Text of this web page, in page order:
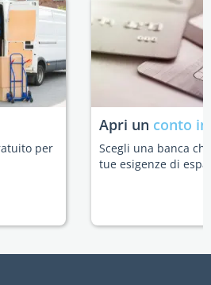
per
Apri un conto
Scegli una banca
tue esigenze di